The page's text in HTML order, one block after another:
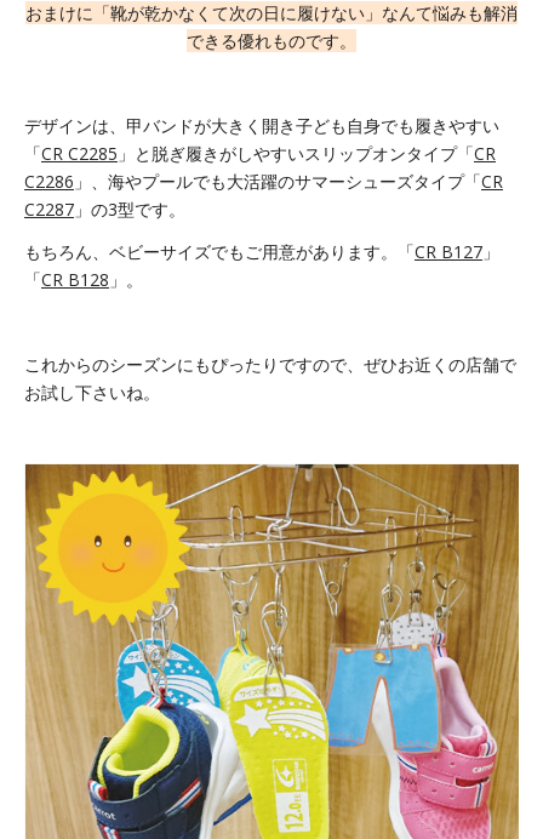
おまけに「靴が乾かなくて次の日に履けない」なんて悩みも解消
できる優れものです。
デザインは、甲バンドが大きく開き子ども自身でも履きやすい
「CR C2285 」と脱ぎ履きがしやすいスリップオンタイプ「CR
C2286 」、海やプールでも大活躍のサマーシューズタイプ「CR
C2287 」の3型です。
もちろん、ベビーサイズでもご用意があります。「CR B127 」
「CR B128 」。
これからのシーズンにもぴったりですので、ぜひお近くの店舗で
お試し下さいね。